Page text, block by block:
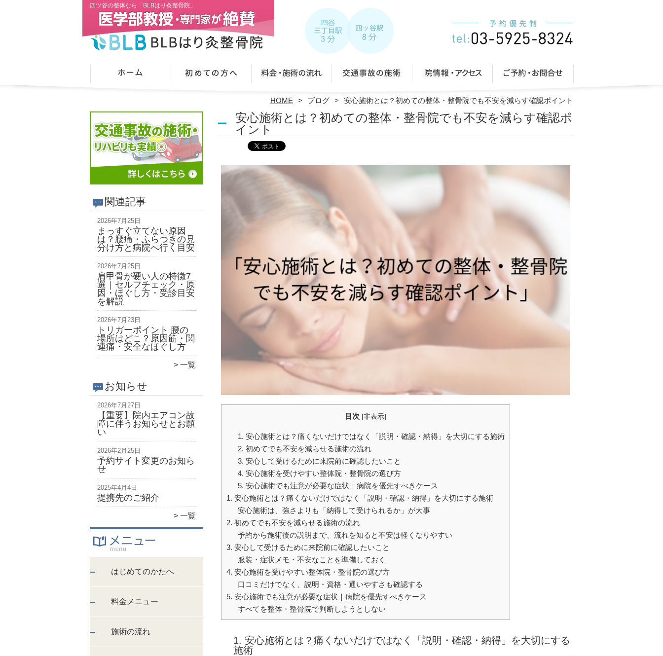
四ツ谷の整体なら「BLBはり灸整骨院」
HOME ブログ 安心施術とは？初めての整体・整骨院でも不安を減らす確認ポイント
関連記事
2026年7月25日
まっすぐ立てない原因
は？腰痛・ふらつきの見
分け方と病院へ行く目安
2026年7月25日
肩甲骨が硬い人の特徴7
選｜セルフチェック・原
因・ほぐし方・受診目安
を解説
2026年7月23日
トリガーポイント 腰の
場所はどこ？原因筋・関
連痛・安全なほぐし方
一覧
お知らせ
2026年7月27日
【重要】院内エアコン故
障に伴うお知らせとお願
い
2026年2月25日
予約サイト変更のお知ら
せ
2025年4月4日
提携先のご紹介
一覧
はじめてのかたへ
料金メニュー
施術の流れ
安心施術とは？初めての整体・整骨院でも不安を減らす確認ポ
イント
目次 [非表示]
1. 安心施術とは？痛くないだけではなく「説明・確認・納得」を大切にする施術
2. 初めてでも不安を減らせる施術の流れ
3. 安心して受けるために来院前に確認したいこと
4. 安心施術を受けやすい整体院・整骨院の選び方
5. 安心施術でも注意が必要な症状｜病院を優先すべきケース
1. 安心施術とは？痛くないだけではなく「説明・確認・納得」を大切にする施術
安心施術は、強さよりも「納得して受けられるか」が大事
2. 初めてでも不安を減らせる施術の流れ
予約から施術後の説明まで、流れを知ると不安は軽くなりやすい
3. 安心して受けるために来院前に確認したいこと
服装・症状メモ・不安なことを準備しておく
4. 安心施術を受けやすい整体院・整骨院の選び方
口コミだけでなく、説明・資格・通いやすさも確認する
5. 安心施術でも注意が必要な症状｜病院を優先すべきケース
すべてを整体・整骨院で判断しようとしない
1. 安心施術とは？痛くないだけではなく「説明・確認・納得」を大切にする
施術